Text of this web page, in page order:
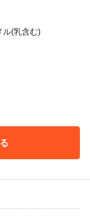
ル(乳含む)